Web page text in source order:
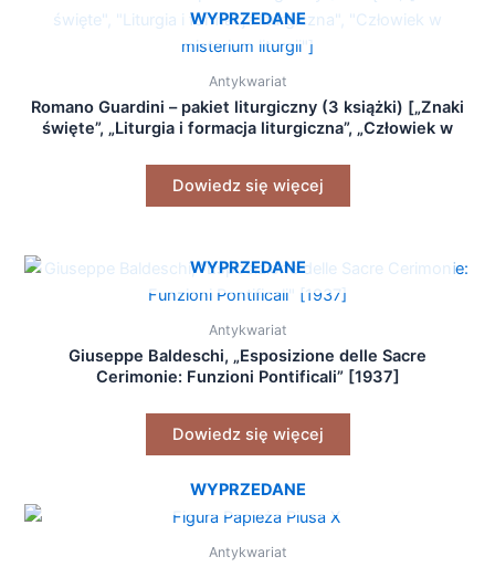
WYPRZEDANE
Antykwariat
Romano Guardini – pakiet liturgiczny (3 książki) [„Znaki
święte”, „Liturgia i formacja liturgiczna”, „Człowiek w
Dowiedz się więcej
WYPRZEDANE
Antykwariat
Giuseppe Baldeschi, „Esposizione delle Sacre
Cerimonie: Funzioni Pontificali” [1937]
Dowiedz się więcej
WYPRZEDANE
Antykwariat